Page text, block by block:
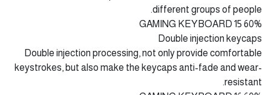
60% GAMING KEYBOARD 14
Type-C - USB cable
The keyboard comes standard with a 1.8-meter cable, which
can meet the requirements of different scenarios and
different groups of people.
60% GAMING KEYBOARD 15